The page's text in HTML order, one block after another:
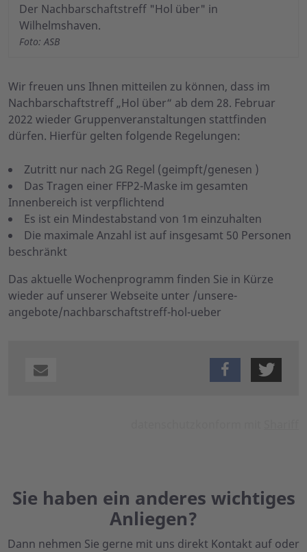
Der Nachbarschaftstreff "Hol über" in
Wilhelmshaven.
Foto: ASB
Wir freuen uns Ihnen mitteilen zu können, dass im
Nachbarschaftstreff „Hol über“ ab dem 28. Februar
2022 wieder Gruppenveranstaltungen stattfinden
dürfen. Hierfür gelten folgende Regelungen:
Zutritt nur nach 2G Regel (geimpft/genesen )
Das Tragen einer FFP2-Maske im gesamten
Innenbereich ist verpflichtend
Es ist ein Mindestabstand von 1m einzuhalten
Die maximale Anzahl ist auf insgesamt 50 Personen
beschränkt
Das aktuelle Wochenprogramm finden Sie in Kürze
wieder auf unserer Webseite unter /unsere-
angebote/nachbarschaftstreff-hol-ueber
Sie haben ein anderes wichtiges
Anliegen?
Dann nehmen Sie gerne mit uns direkt Kontakt auf oder